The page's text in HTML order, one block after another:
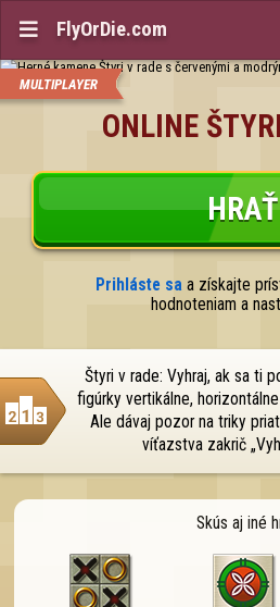
 FlyOrDie.com
MULTIPLAYER
ONLINE
HRAŤ
Prihláste sa a získajte
hodnoteniam a
Štyri v rade: Vyhraj, ak sa ti
figúrky vertikálne,
Ale dávaj pozor na triky
víťazstva zakrič
Skús aj iné
OK